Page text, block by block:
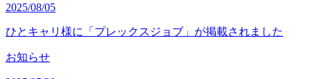
2025/08/05
ひとキャリ様に「プレックスジョブ」が掲載されました
お知らせ